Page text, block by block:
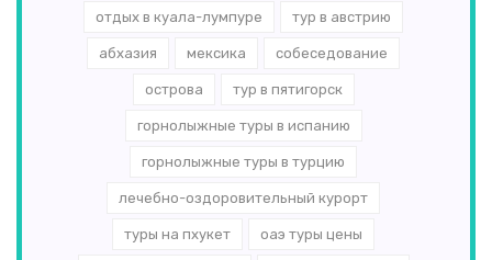
отдых в куала-лумпуре тур в австрию
абхазия мексика собеседование
острова тур в пятигорск
горнолыжные туры в испанию
горнолыжные туры в турцию
лечебно-оздоровительный курорт
туры на пхукет оаэ туры цены